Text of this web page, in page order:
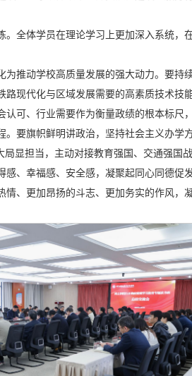
全体学员在理论学习上更加深入系统
推动学校高质量发展的强大动力。要
现代化与区域发展需要的高素质技术技
可、行业需要作为衡量政绩的根本标尺
要旗帜鲜明讲政治，坚持社会主义办
显担当，主动对接教育强国、交通强
、幸福感、安全感，凝聚起同心同德促
、更加昂扬的斗志、更加务实的作风